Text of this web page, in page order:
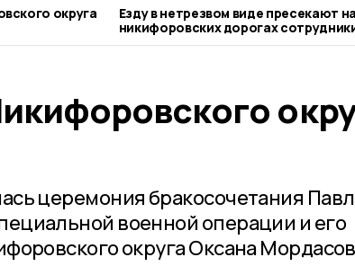
округа
Езду в нетрезвом виде пресекают
никифоровских дорогах
Госавтоинспекции
церемония бракосочетания
военной операции и его
округа Оксана